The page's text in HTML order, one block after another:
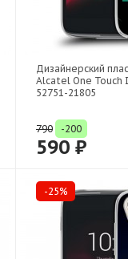
Дизайнерский
Alcatel One Touch
52751-21805
790 -200
590 ₽
-25%